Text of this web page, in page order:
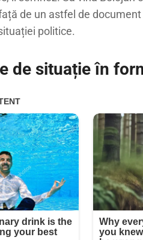
de un astfel de
politice.
de situație în